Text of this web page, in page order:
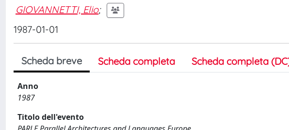
GIOVANNETTI, Elio;
1987-01-01
Scheda breve Scheda completa Scheda completa
Anno
1987
Titolo dell'evento